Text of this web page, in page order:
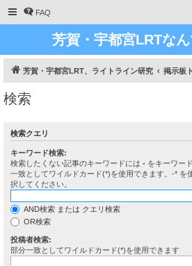
FAQ
芳賀・宇都宮LRTな
芳賀・宇都宮LRT、ライトライン研究 掲示板
検索
検索クエリ
キーワード検索:
検索したくない記事のキーワードには - をキーワー
一致としてワイルドカード(*)を使用できます。-* を
択してください。
AND検索 または クエリ検索
OR検索
投稿者検索:
部分一致としてワイルドカード(*)を使用できます